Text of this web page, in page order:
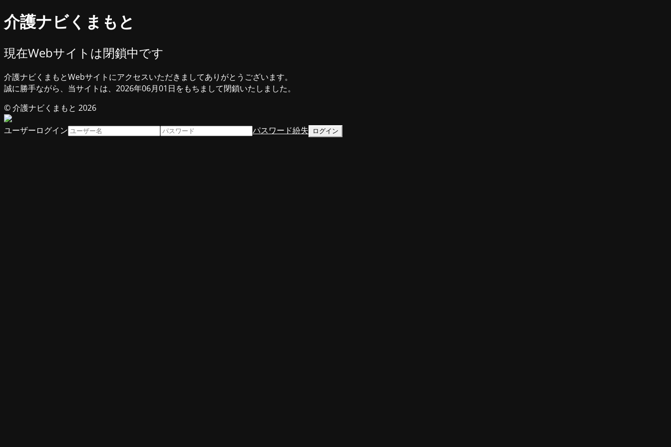
介護ナビくまもと
現在Webサイトは閉鎖中です
介護ナビくまもとWebサイトにアクセスいただきましてありがとうございます。
誠に勝手ながら、当サイトは、2026年06月01日をもちまして閉鎖いたしました。
© 介護ナビくまもと 2026
ユーザーログイン パスワード紛失